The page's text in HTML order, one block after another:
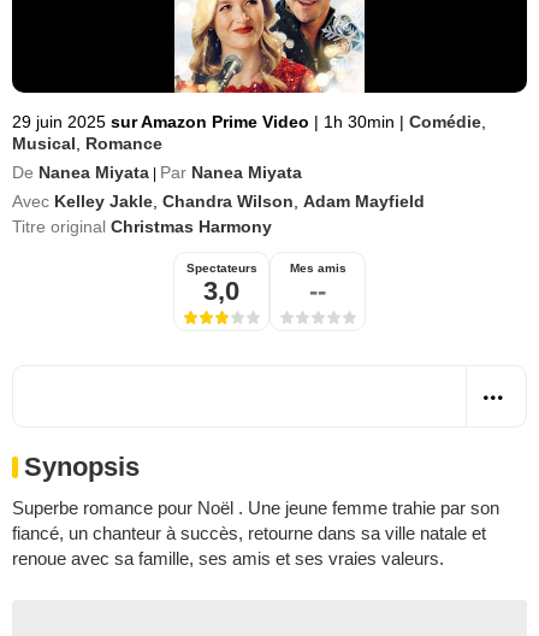
29 juin 2025 sur Amazon Prime Video | 1h 30min | Comédie
Musical
Romance
De Nanea Miyata Par Nanea Miyata
Avec Kelley Jakle Chandra Wilson Adam Mayfield
Titre original Christmas Harmony
Spectateurs
3,0
Mes amis
--
Synopsis
Superbe romance pour Noël . Une jeune femme trahie par son
fiancé, un chanteur à succès, retourne dans sa ville natale et
renoue avec sa famille, ses amis et ses vraies valeurs.